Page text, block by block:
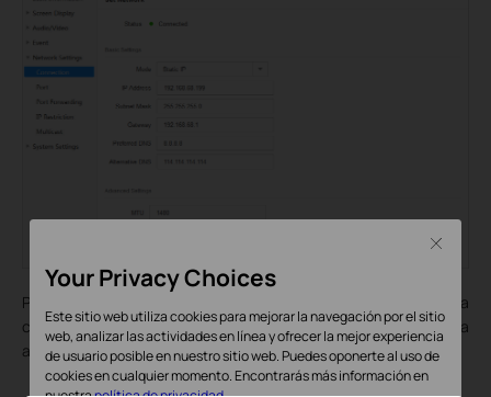
Para algunos NVR, necesitarás modificar la dirección IP de la
cámara VIGI al mismo segmento de red que el NVR para
agregarla exitosamente.
Your Privacy Choices
Este sitio web utiliza cookies para mejorar la navegación por el sitio
web, analizar las actividades en línea y ofrecer la mejor experiencia
de usuario posible en nuestro sitio web. Puedes oponerte al uso de
cookies en cualquier momento. Encontrarás más información en
Close